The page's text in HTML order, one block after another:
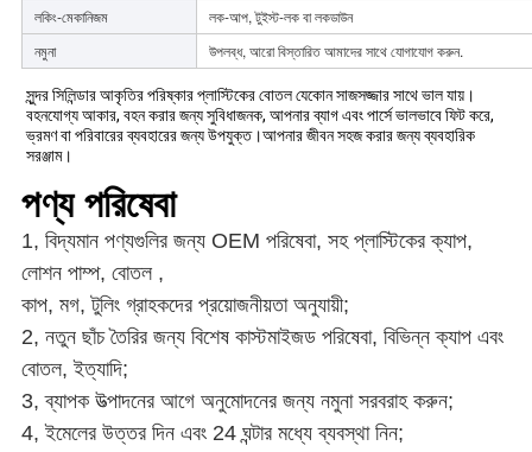
লকিং-মেকানিজম
লক-আপ, টুইস্ট-লক বা লকডাউন
নমুনা
উপলব্ধ, আরো বিস্তারিত আমাদের সাথে যোগাযোগ করুন.
সুন্দর সিলিন্ডার আকৃতির পরিষ্কার প্লাস্টিকের বোতল যেকোন সাজসজ্জার সাথে ভাল যায়।
বহনযোগ্য আকার, বহন করার জন্য সুবিধাজনক, আপনার ব্যাগ এবং পার্সে ভালভাবে ফিট করে,
ভ্রমণ বা পরিবারের ব্যবহারের জন্য উপযুক্ত।আপনার জীবন সহজ করার জন্য ব্যবহারিক
সরঞ্জাম।
পণ্য পরিষেবা
1, বিদ্যমান পণ্যগুলির জন্য OEM পরিষেবা, সহ প্লাস্টিকের ক্যাপ,
লোশন পাম্প, বোতল,
কাপ, মগ, টুলিং গ্রাহকদের প্রয়োজনীয়তা অনুযায়ী;
2, নতুন ছাঁচ তৈরির জন্য বিশেষ কাস্টমাইজড পরিষেবা, বিভিন্ন ক্যাপ এবং
বোতল, ইত্যাদি;
3, ব্যাপক উত্পাদনের আগে অনুমোদনের জন্য নমুনা সরবরাহ করুন;
4, ইমেলের উত্তর দিন এবং 24 ঘন্টার মধ্যে ব্যবস্থা নিন;